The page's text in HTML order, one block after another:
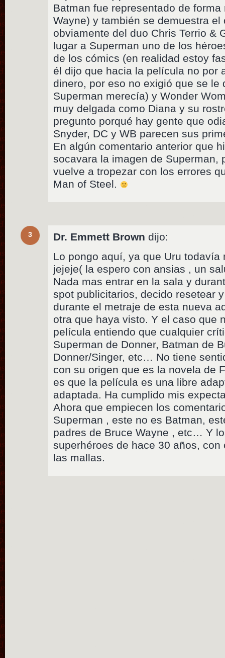
Batman fue representado de
Wayne) y también se demuestra el
obviamente del duo Chris Terrio &
lugar a Superman uno de los
de los cómics (en realidad estoy
él dijo que hacia la película no por
dinero, por eso no exigió que se le
Superman merecía) y Wonder
muy delgada como Diana y su
pregunto porqué hay gente que
Snyder, DC y WB parecen sus
En algún comentario anterior que
socavara la imagen de Superman,
vuelve a tropezar con los errores
Man of Steel.
3 Dr. Emmett Brown dijo:
Lo pongo aquí, ya que Uru todavía
jejeje( la espero con ansias , un
Nada mas entrar en la sala y
spot publicitarios, decido resetear
durante el metraje de esta nueva
otra que haya visto. Y el caso que
película entiendo que cualquier
Superman de Donner, Batman de
Donner/Singer, etc… No tiene
con su origen que es la novela de
es que la película es una libre
adaptada. Ha cumplido mis
Ahora que empiecen los
Superman , este no es Batman,
padres de Bruce Wayne , etc… Y
superhéroes de hace 30 años,
las mallas.